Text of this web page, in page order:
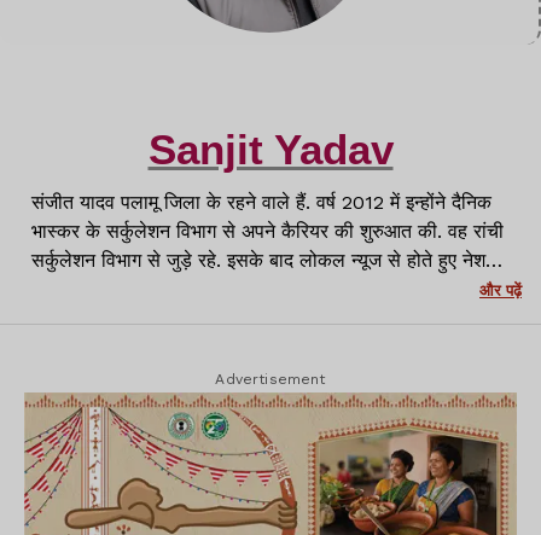
Sanjit Yadav
संजीत यादव पलामू जिला के रहने वाले हैं. वर्ष 2012 में इन्होंने दैनिक
भास्कर के सर्कुलेशन विभाग से अपने कैरियर की शुरुआत की. वह रांची
सर्कुलेशन विभाग से जुड़े रहे. इसके बाद लोकल न्यूज से होते हुए नेशनल
मीडिया प्लेटफॉर्म्स जैसे APN News, News11 और NewsWing
से जुड़कर काम किया. पलामू से Lagatar Media के Lagatar
वर्तमान में रांची में लगातार न्यूज़ के साथ वर्तमान में क्राइम रिपोर्टर के
रूप में कार्यरत हूं.
और पढ़ें
Advertisement